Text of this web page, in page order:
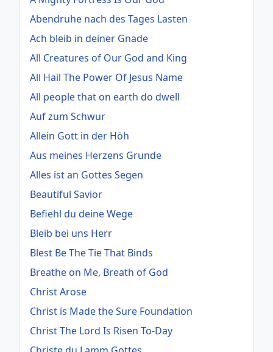
Abendruhe nach des Tages Lasten
Ach bleib in deiner Gnade
All Creatures of Our God and King
All Hail The Power Of Jesus Name
All people that on earth do dwell
Auf zum Schwur
Allein Gott in der Höh
Aus meines Herzens Grunde
Alles ist an Gottes Segen
Beautiful Savior
Befiehl du deine Wege
Bleib bei uns Herr
Blest Be The Tie That Binds
Breathe on Me, Breath of God
Christ Arose
Christ is Made the Sure Foundation
Christ The Lord Is Risen To-Day